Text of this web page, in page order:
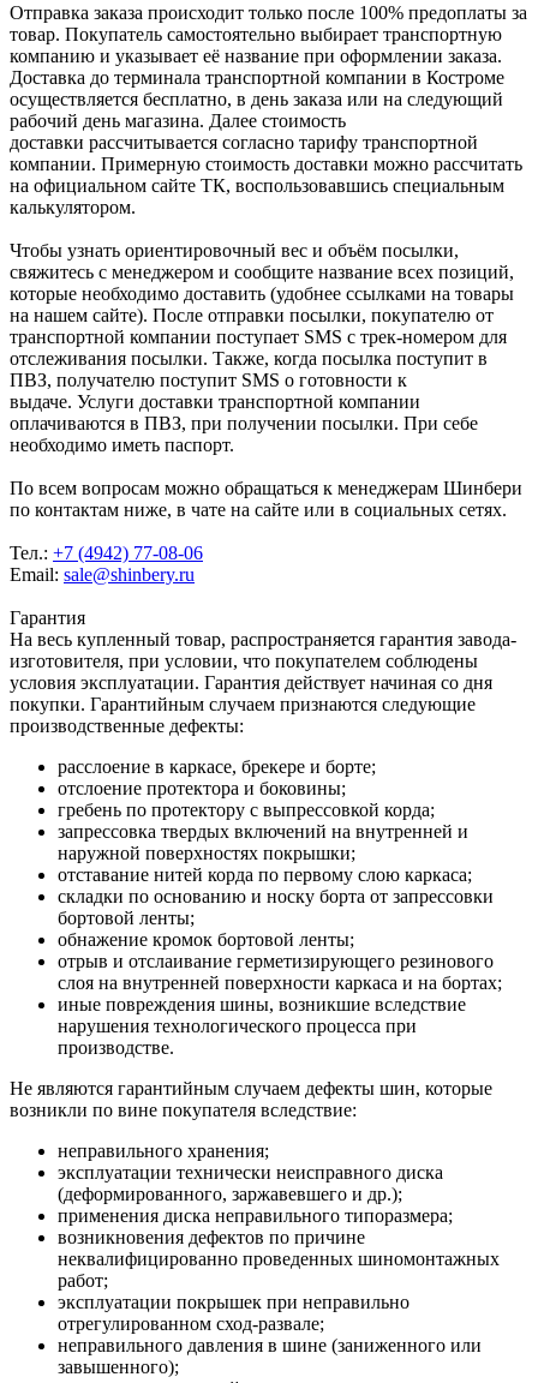
Отправка заказа происходит только после 100% предоплаты за
товар. Покупатель самостоятельно выбирает транспортную
компанию и указывает её название при оформлении заказа.
Доставка до терминала транспортной компании в Костроме
осуществляется бесплатно, в день заказа или на следующий
рабочий день магазина. Далее стоимость
доставки рассчитывается согласно тарифу транспортной
компании. Примерную стоимость доставки можно рассчитать
на официальном сайте ТК, воспользовавшись специальным
калькулятором.
Чтобы узнать ориентировочный вес и объём посылки,
свяжитесь с менеджером и сообщите название всех позиций,
которые необходимо доставить (удобнее ссылками на товары
на нашем сайте). После отправки посылки, покупателю от
транспортной компании поступает SMS с трек-номером для
отслеживания посылки. Также, когда посылка поступит в
ПВЗ, получателю поступит SMS о готовности к
выдаче. Услуги доставки транспортной компании
оплачиваются в ПВЗ, при получении посылки. При себе
необходимо иметь паспорт.
По всем вопросам можно обращаться к менеджерам Шинбери
по контактам ниже, в чате на сайте или в социальных сетях.
Тел.: +7 (4942) 77-08-06
Email: sale@shinbery.ru
Гарантия
На весь купленный товар, распространяется гарантия завода-
изготовителя, при условии, что покупателем соблюдены
условия эксплуатации. Гарантия действует начиная со дня
покупки. Гарантийным случаем признаются следующие
производственные дефекты:
расслоение в каркасе, брекере и борте;
отслоение протектора и боковины;
гребень по протектору с выпрессовкой корда;
запрессовка твердых включений на внутренней и
наружной поверхностях покрышки;
отставание нитей корда по первому слою каркаса;
складки по основанию и носку борта от запрессовки
бортовой ленты;
обнажение кромок бортовой ленты;
отрыв и отслаивание герметизирующего резинового
слоя на внутренней поверхности каркаса и на бортах;
иные повреждения шины, возникшие вследствие
нарушения технологического процесса при
производстве.
Не являются гарантийным случаем дефекты шин, которые
возникли по вине покупателя вследствие:
неправильного хранения;
эксплуатации технически неисправного диска
(деформированного, заржавевшего и др.);
применения диска неправильного типоразмера;
возникновения дефектов по причине
неквалифицированно проведенных шиномонтажных
работ;
эксплуатации покрышек при неправильно
отрегулированном сход-развале;
неправильного давления в шине (заниженного или
завышенного);